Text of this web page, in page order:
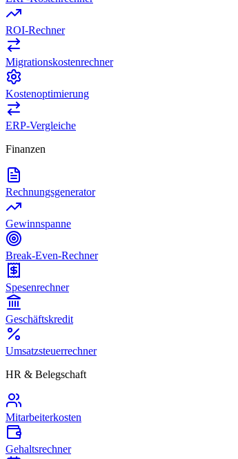
ROI-Rechner
Migrationskostenrechner
Kostenoptimierung
ERP-Vergleiche
Finanzen
Rechnungsgenerator
Gewinnspanne
Break-Even-Rechner
Spesenrechner
Geschäftskredit
Umsatzsteuerrechner
HR & Belegschaft
Mitarbeiterkosten
Gehaltsrechner